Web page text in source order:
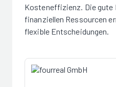
Kosteneffizienz. Die gute
finanziellen Ressourcen
flexible Entscheidungen.